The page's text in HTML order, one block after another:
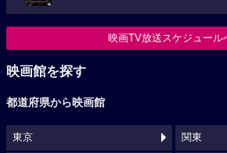
映画TV放送スケジュール
映画館を探す
都道府県から映画館
東京 関東